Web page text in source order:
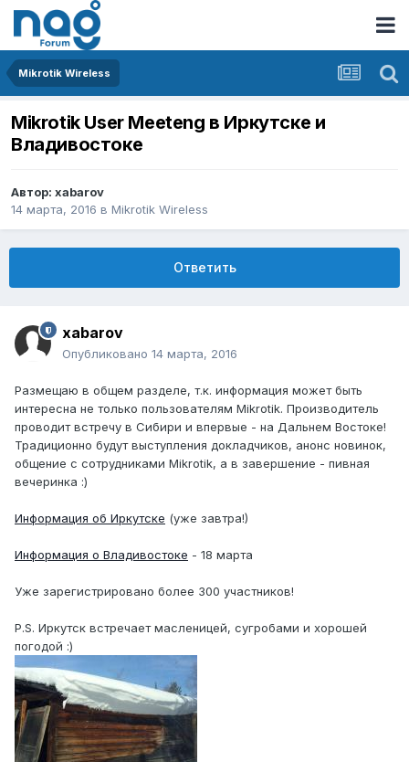
Mikrotik Wireless
Mikrotik User Meeteng в Иркутске и
Владивостоке
Автор: xabarov
14 марта, 2016 в Mikrotik Wireless
Ответить
xabarov
Опубликовано 14 марта, 2016
Размещаю в общем разделе, т.к. информация может быть
интересна не только пользователям Mikrotik. Производитель
проводит встречу в Сибири и впервые - на Дальнем Востоке!
Традиционно будут выступления докладчиков, анонс новинок,
общение с сотрудниками Mikrotik, а в завершение - пивная
вечеринка :)
Информация об Иркутске (уже завтра!)
Информация о Владивостоке - 18 марта
Уже зарегистрировано более 300 участников!
P.S. Иркутск встречает масленицей, сугробами и хорошей
погодой :)